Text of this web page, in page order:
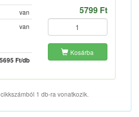
van
van
5695 Ft/db
5799 Ft
Kosárba
1 db-ra vonatkozik.